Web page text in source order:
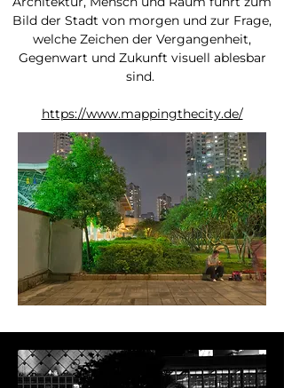
Bild der Stadt von morgen und zur Frage,
welche Zeichen der Vergangenheit,
Gegenwart und Zukunft visuell ablesbar
sind.
https://www.mappingthecity.de/